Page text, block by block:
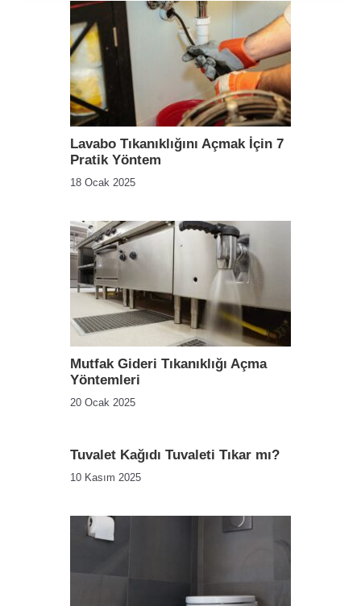
Lavabo Tıkanıklığını Açmak İçin 7
Pratik Yöntem
18 Ocak 2025
Mutfak Gideri Tıkanıklığı Açma
Yöntemleri
20 Ocak 2025
Tuvalet Kağıdı Tuvaleti Tıkar mı?
10 Kasım 2025